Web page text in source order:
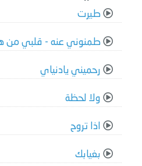
طيرت
طمنوني عنه - قلبي من
رحميني يادنياي
ولا لحظة
اذا تروح
بغيابك